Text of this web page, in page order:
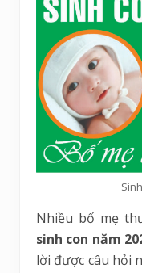
Nhiều bố mẹ
sinh con năm
lời được câu hỏi